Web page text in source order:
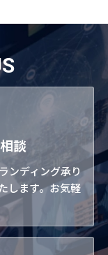
談
ンディング承り
します。お気軽